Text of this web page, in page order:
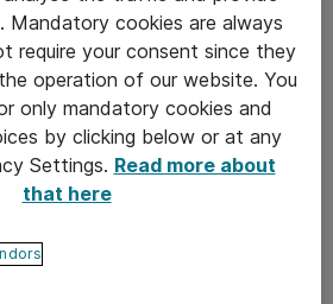
vastuullisimman yrityksen
vuonna peräkkäin.
maailmanlaajuiselta voittoa
ympäristöjärjestöltä
johtajuudesta yritysten
ja suorituskyvyssä
A-listalla.
Mandatory cookies are always
require your consent since they
operation of our website. You
only mandatory cookies and
by clicking below or at any
Settings. Read more about
that here